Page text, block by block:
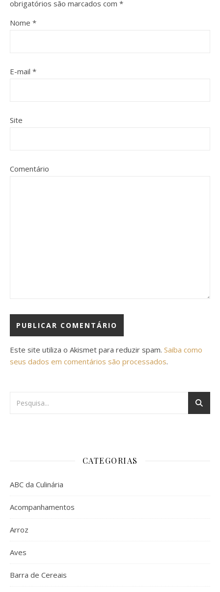
obrigatórios são marcados com *
Nome *
E-mail *
Site
Comentário
Este site utiliza o Akismet para reduzir spam. Saiba como
seus dados em comentários são processados.
CATEGORIAS
ABC da Culinária
Acompanhamentos
Arroz
Aves
Barra de Cereais